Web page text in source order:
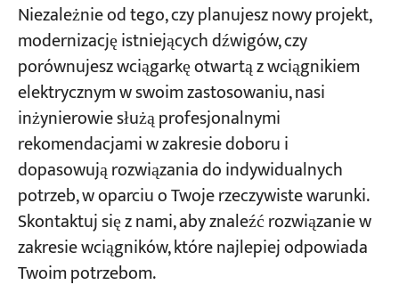
Niezależnie od tego, czy planujesz nowy projekt,
modernizację istniejących dźwigów, czy
porównujesz wciągarkę otwartą z wciągnikiem
elektrycznym w swoim zastosowaniu, nasi
inżynierowie służą profesjonalnymi
rekomendacjami w zakresie doboru i
dopasowują rozwiązania do indywidualnych
potrzeb, w oparciu o Twoje rzeczywiste warunki.
Skontaktuj się z nami, aby znaleźć rozwiązanie w
zakresie wciągników, które najlepiej odpowiada
Twoim potrzebom.